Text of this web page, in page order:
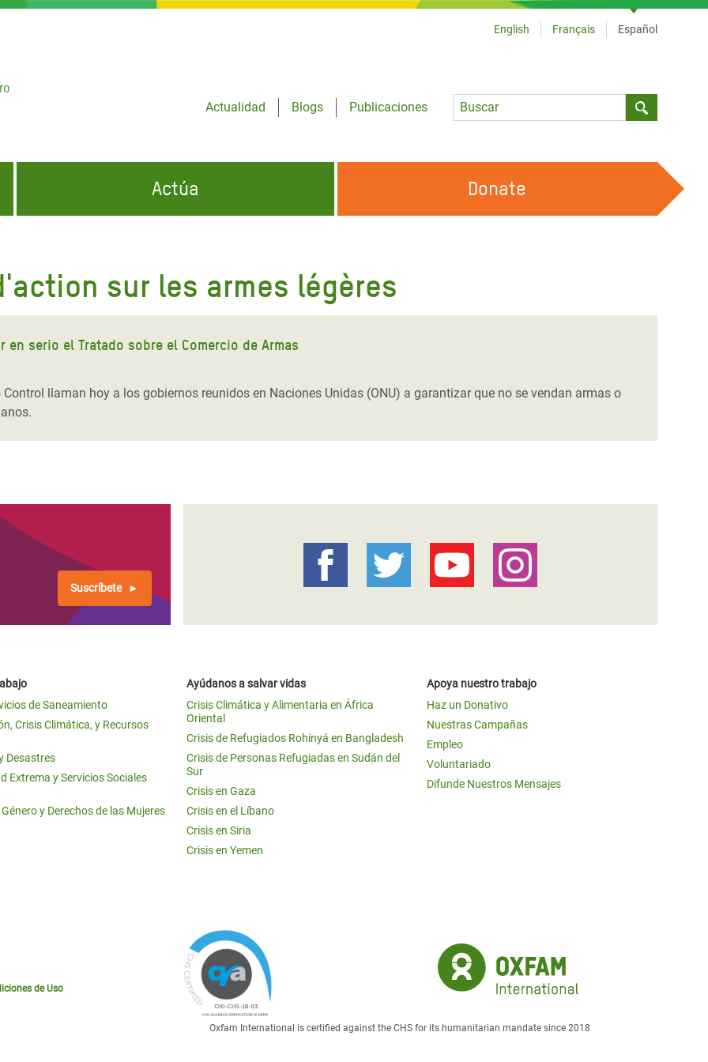
Actualidad
Blogs
Publicaciones
Language
English Français Español
Appeal
por la Crisis en
Oriental
del Sur
Siria
en Yemen
CONÓCENOS
Actúa
HAZ VOLUNTARIADO
Donate
sur les armes légères
serio el Tratado sobre el Comercio de Armas
llaman hoy a los gobiernos reunidos en Naciones Unidas (ONU) a garantizar que no se vendan armas o
Suscríbete
de Saneamiento
Crisis Climática, y Recursos
Desastres
Extrema y Servicios Sociales
y Derechos de las Mujeres
Ayúdanos a salvar vidas
Crisis Climática y Alimentaria en África
Oriental
Crisis de Refugiados Rohinyá en Bangladesh
Crisis de Personas Refugiadas en Sudán del
Sur
Crisis en Gaza
Crisis en el Líbano
Crisis en Siria
Crisis en Yemen
Apoya nuestro trabajo
Haz un Donativo
Nuestras Campañas
Empleo
Voluntariado
Difunde Nuestros Mensajes
de Uso
Oxfam International is certified against the CHS for its humanitarian mandate since 2018